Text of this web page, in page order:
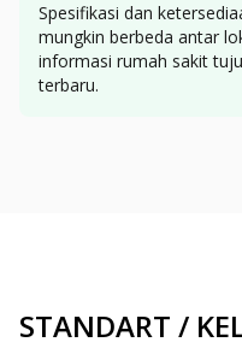
Spesifikasi dan
mungkin berbeda antar
informasi rumah sakit
terbaru.
STANDART /